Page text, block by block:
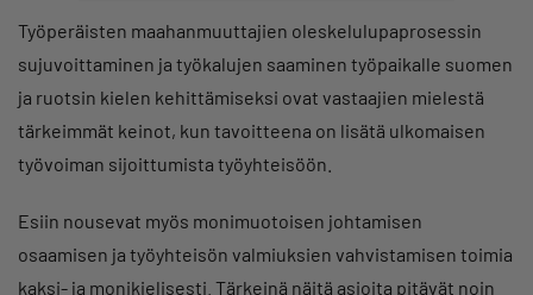
Työperäisten maahanmuuttajien oleskelulupaprosessin
sujuvoittaminen ja työkalujen saaminen työpaikalle suomen
ja ruotsin kielen kehittämiseksi ovat vastaajien mielestä
tärkeimmät keinot, kun tavoitteena on lisätä ulkomaisen
työvoiman sijoittumista työyhteisöön.
Esiin nousevat myös monimuotoisen johtamisen
osaamisen ja työyhteisön valmiuksien vahvistamisen toimia
kaksi- ja monikielisesti. Tärkeinä näitä asioita pitävät noin